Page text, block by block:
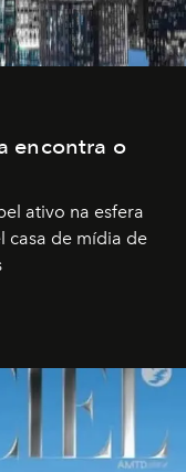
encontra o
ativo na esfera
casa de mídia de